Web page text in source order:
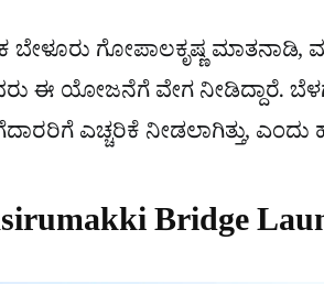
ಬೇಳೂರು ಗೋಪಾಲಕೃಷ್ಣ
ಈ ಯೋಜನೆಗೆ ವೇಗ ನೀಡಿದ್ದಾರೆ.
ಎಚ್ಚರಿಕೆ ನೀಡಲಾಗಿತ್ತು,
Bridge